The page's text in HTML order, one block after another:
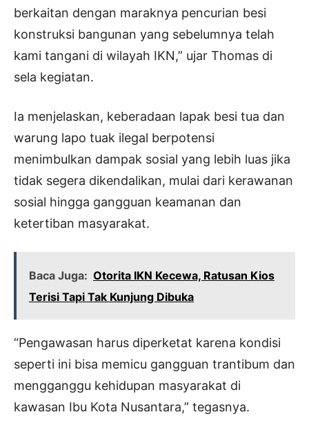
berkaitan dengan maraknya pencurian besi
konstruksi bangunan yang sebelumnya telah
kami tangani di wilayah IKN,” ujar Thomas di
sela kegiatan.
Ia menjelaskan, keberadaan lapak besi tua dan
warung lapo tuak ilegal berpotensi
menimbulkan dampak sosial yang lebih luas jika
tidak segera dikendalikan, mulai dari kerawanan
sosial hingga gangguan keamanan dan
ketertiban masyarakat.
Baca Juga: Otorita IKN Kecewa, Ratusan Kios
Terisi Tapi Tak Kunjung Dibuka
“Pengawasan harus diperketat karena kondisi
seperti ini bisa memicu gangguan trantibum dan
mengganggu kehidupan masyarakat di
kawasan Ibu Kota Nusantara,” tegasnya.